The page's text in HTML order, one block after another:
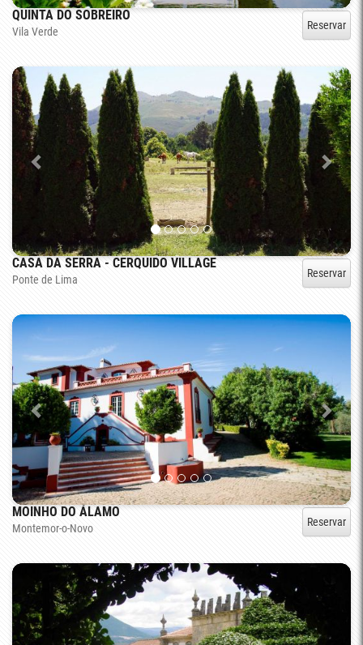
QUINTA DO SOBREIRO
Vila Verde Reservar
CASA DA SERRA - CERQUIDO VILLAGE
Ponte de Lima Reservar
MOINHO DO ÁLAMO
Montemor-o-Novo Reservar